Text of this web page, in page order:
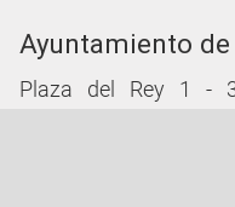
Ayuntamiento
Plaza del Rey 1 -